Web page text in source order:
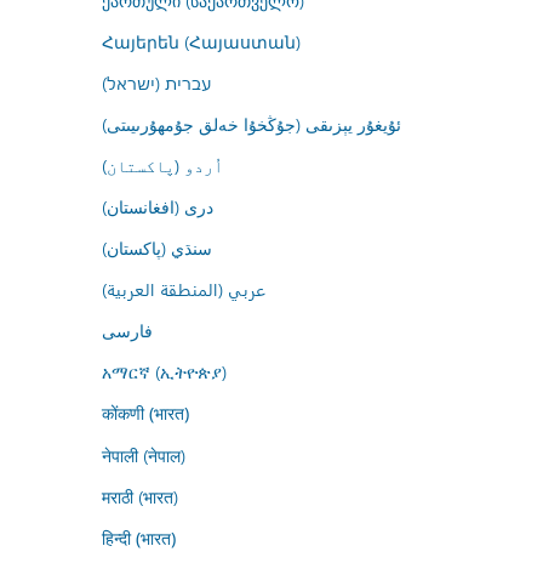
Հայերեն (Հայաստան)
עברית (ישראל)
ئۇيغۇر يېزىقى (جۇڭخۇا خەلق جۇمھۇرىيىتى)
اُردو (پاکستان)
درى (افغانستان)
سنڌي (پاکستان)
عربي (المنطقة العربية)
فارسى
አማርኛ (ኢትዮጵያ)
कोंकणी (भारत)
नेपाली (नेपाल)
मराठी (भारत)
हिन्दी (भारत)